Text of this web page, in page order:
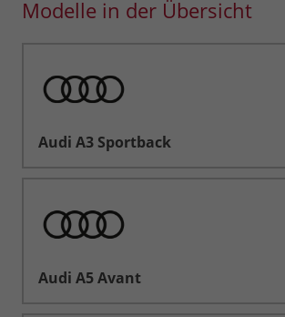
Modelle in der Übersicht
Audi A3 Sportback
Audi A5 Avant